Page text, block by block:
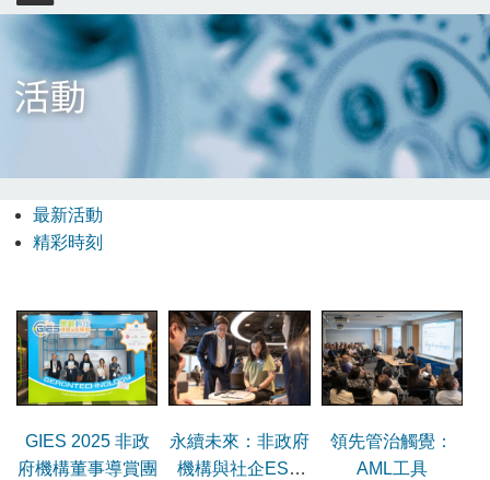
最新活動
精彩時刻
GIES 2025 非政
府機構董事導賞團
永續未來：非政府
機構與社企ESG
領先管治觸覺：
AML工具